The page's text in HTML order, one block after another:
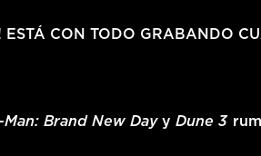
ESTÁ CON TODO GRABANDO
Brand New DayyDune 3